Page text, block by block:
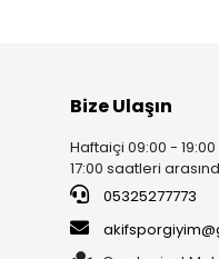
Bize Ulaşın
Haftaiçi 09:00 -
17:00 saatleri
05325277773